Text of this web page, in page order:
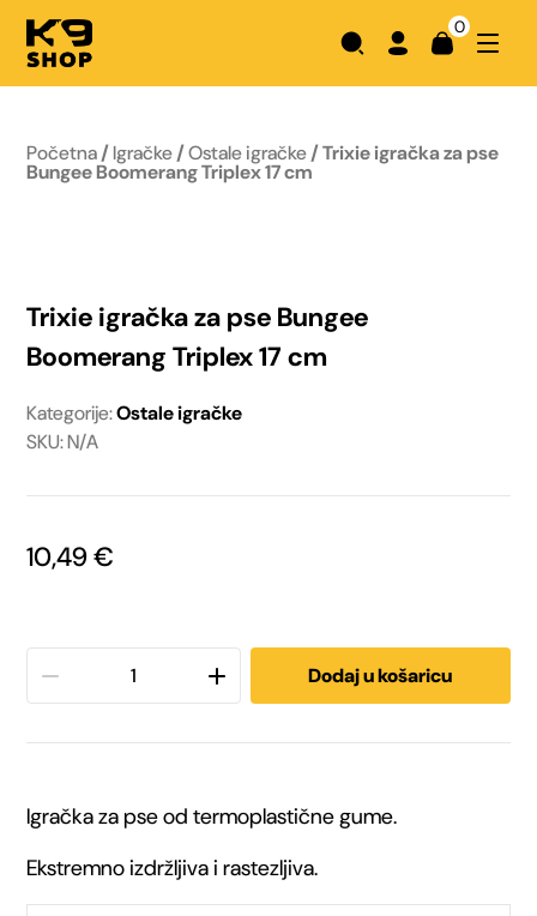
0
Početna/Igračke/Ostale igračke/ Trixie igračka za pse
Bungee Boomerang Triplex 17 cm
Trixie igračka za pse Bungee
Boomerang Triplex 17 cm
Kategorije:Ostale igračke
SKU: N/A
10,49€
Trixie
pse
Bungee
Dodaj u košaricu
Igračka za pse od termoplastične gume.
Ekstremno izdržljiva i rastezljiva.